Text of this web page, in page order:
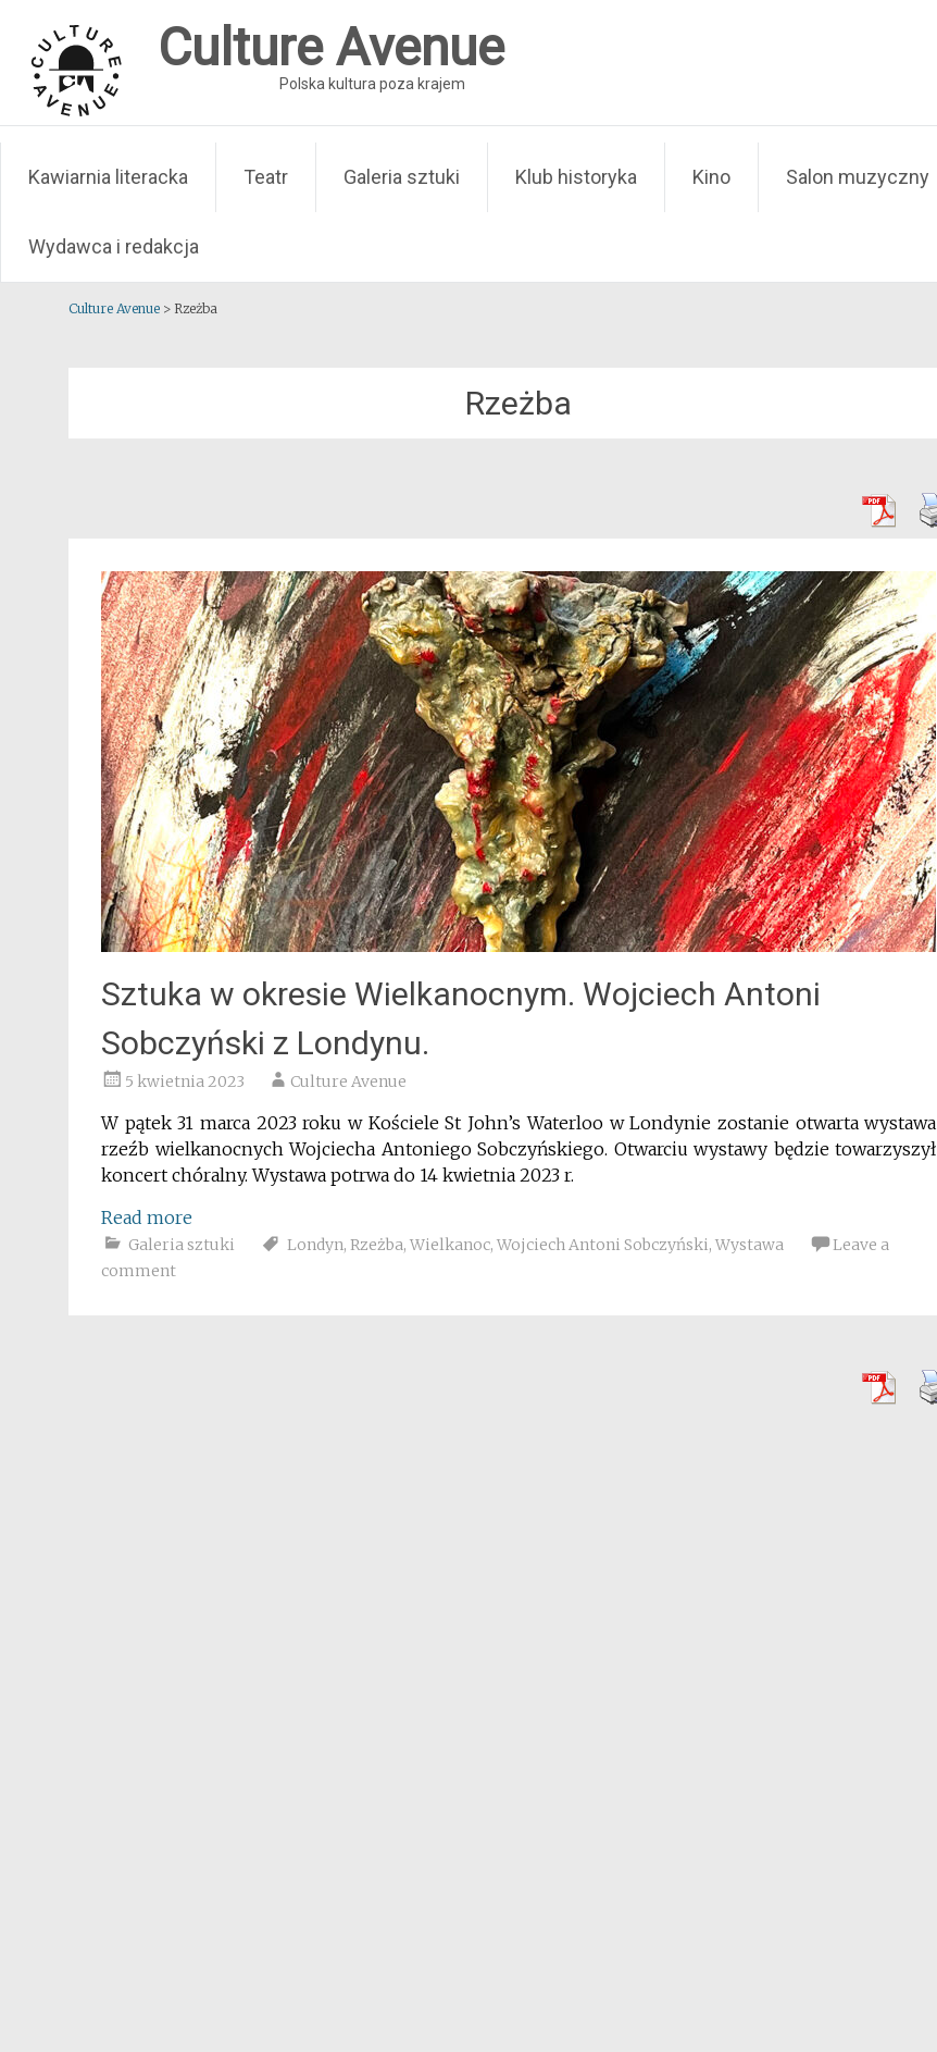
content
Culture Avenue
Polska kultura poza krajem
Kawiarnia literacka Teatr Galeria sztuki Klub historyka Kino Salon muzyczny
Wydawca i redakcja
Culture Avenue > Rzeżba
Rzeżba
Sztuka w okresie Wielkanocnym. Wojciech Antoni
Sobczyński z Londynu.
5 kwietnia 2023 Culture Avenue
W pątek 31 marca 2023 roku w Kościele St John’s Waterloo w Londynie zostanie otwarta wystawa
rzeźb wielkanocnych Wojciecha Antoniego Sobczyńskiego. Otwarciu wystawy będzie towarzyszył
koncert chóralny. Wystawa potrwa do 14 kwietnia 2023 r.
Read more
Galeria sztuki Londyn, Rzeżba, Wielkanoc, Wojciech Antoni Sobczyński, Wystawa
Leave a
comment